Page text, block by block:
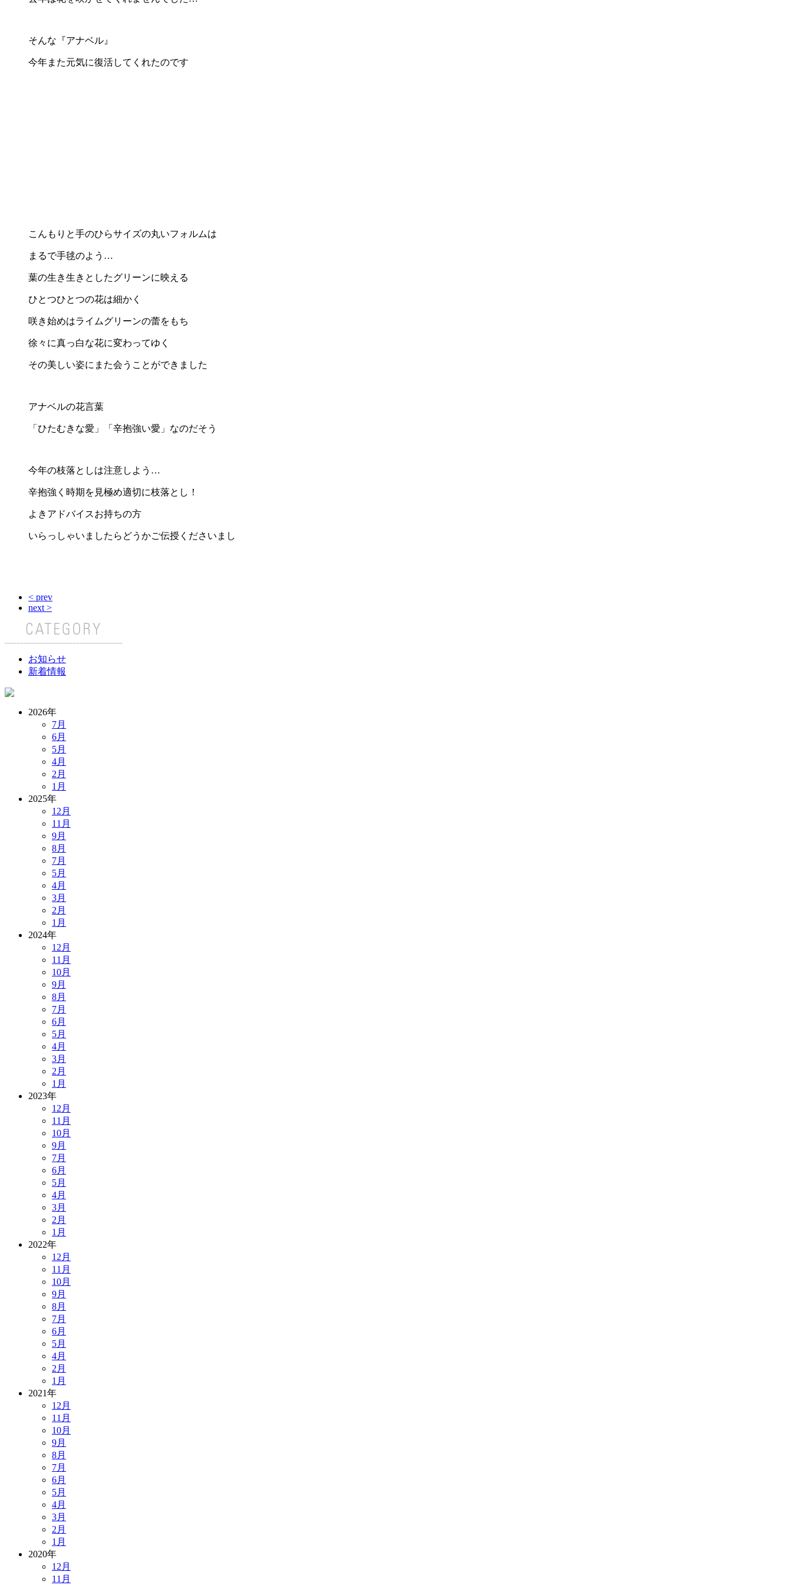
そんな『アナベル』
今年また元気に復活してくれたのです
こんもりと手のひらサイズの丸いフォルムは
まるで手毬のよう…
葉の生き生きとしたグリーンに映える
ひとつひとつの花は細かく
咲き始めはライムグリーンの蕾をもち
徐々に真っ白な花に変わってゆく
その美しい姿にまた会うことができました
アナベルの花言葉
「ひたむきな愛」「辛抱強い愛」なのだそう
今年の枝落としは注意しよう…
辛抱強く時期を見極め適切に枝落とし！
よきアドバイスお持ちの方
いらっしゃいましたらどうかご伝授くださいまし
< prev
next >
お知らせ
新着情報
2026年
7月
6月
5月
4月
2月
1月
2025年
12月
11月
9月
8月
7月
5月
4月
3月
2月
1月
2024年
12月
11月
10月
9月
8月
7月
6月
5月
4月
3月
2月
1月
2023年
12月
11月
10月
9月
7月
6月
5月
4月
3月
2月
1月
2022年
12月
11月
10月
9月
8月
7月
6月
5月
4月
2月
1月
2021年
12月
11月
10月
9月
8月
7月
6月
5月
4月
3月
2月
1月
2020年
12月
11月